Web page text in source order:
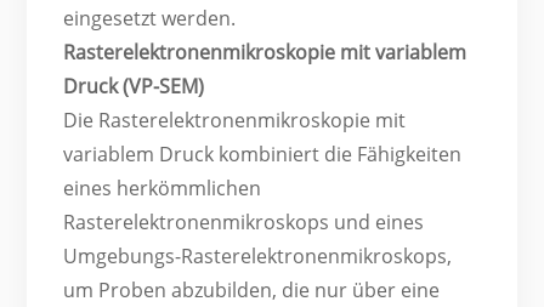
eingesetzt werden.
Rasterelektronenmikroskopie mit variablem
Druck (VP-SEM)
Die Rasterelektronenmikroskopie mit
variablem Druck kombiniert die Fähigkeiten
eines herkömmlichen
Rasterelektronenmikroskops und eines
Umgebungs-Rasterelektronenmikroskops,
um Proben abzubilden, die nur über eine